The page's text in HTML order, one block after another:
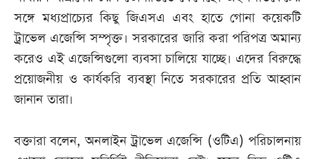
সঙ্গে মধ্যপ্রাচ্যের কিছু জিএসএ এবং হাতে গোনা কয়েকটি
ট্রাভেল এজেন্সি সম্পৃক্ত। সরকারের জারি করা পরিপত্র অমান্য
করেও এই এজেন্সিগুলো ব্যবসা চালিয়ে যাচ্ছে। এদের বিরুদ্ধে
প্রয়োজনীয় ও কার্যকরি ব্যবস্থা নিতে সরকারের প্রতি আহ্বান
জানান তারা।
বক্তারা বলেন, অনলাইন ট্রাভেল এজেন্সি (ওটিএ) পরিচালনায়